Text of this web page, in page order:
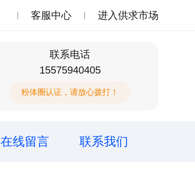
客服中心 进入供求市场
联系电话
15575940405
粉体圈认证，请放心拨打！
在线留言 联系我们